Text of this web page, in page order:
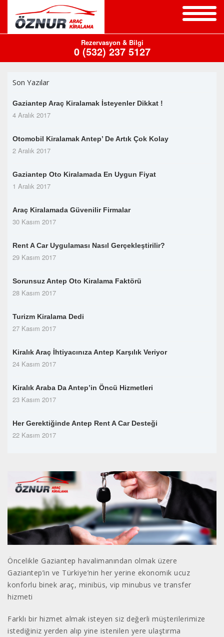
Araçlar/Fiyat
Kiralama
K.
Transfer
Blog
Hakkımızda
İletişim
Rezervasyon & Bilgi
0 (532) 237 5127
Son Yazılar
Gaziantep Araç Kiralamak İsteyenler Dikkat !
4 Aralık 2017
Otomobil Kiralamak Antep’ De Artık Çok Kolay
2 Aralık 2017
Gaziantep Oto Kiralamada En Uygun Fiyat
1 Aralık 2017
Araç Kiralamada Güvenilir Firmalar
30 Kasım 2017
Rent A Car Uygulaması Nasıl Gerçekleştirilir?
29 Kasım 2017
Sorunsuz Antep Oto Kiralama Faktörü
28 Kasım 2017
Turizm Kiralama Dedi
27 Kasım 2017
Kiralık Araç İhtiyacınıza Antep Karşılık Veriyor
24 Kasım 2017
Kiralık Araba Da Antep’in Öncü Hizmetleri
23 Kasım 2017
Her Gerektiğinde Antep Rent A Car Desteği
22 Kasım 2017
Öncelikle Gaziantep havalimanından olmak üzere
Gaziantep’in ve Türkiye’nin her yerine ekonomik ucuz
konforlu binek araç, minibüs, vip minubus ve transfer
hizmeti
Farklı bir hizmet almak isteyen siz değerli müşterilerimize
istediğiniz yerden alıp yine istenilen yere ulaştırma